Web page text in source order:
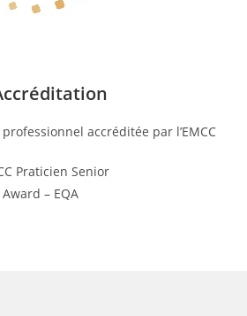
accréditée par l’EMCC
Praticien Senior
– EQA